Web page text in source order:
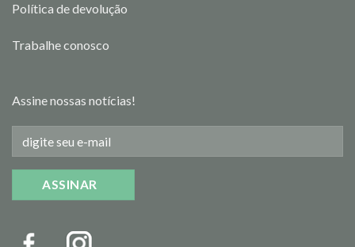
Política de devolução
Trabalhe conosco
Assine nossas notícias!